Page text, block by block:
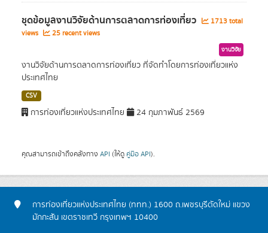
ชุดข้อมูลงานวิจัยด้านการตลาดการท่องเที่ยว
1713 total
views
25 recent views
งานวิจัย
งานวิจัยด้านการตลาดการท่องเที่ยว ที่จัดทำโดยการท่องเที่ยวแห่ง
ประเทศไทย
CSV
การท่องเที่ยวแห่งประเทศไทย 24 กุมภาพันธ์ 2569
คุณสามารถเข้าถึงคลังทาง API (ให้ดู คู่มือ API).
การท่องเที่ยวแห่งประเทศไทย (ททท.) 1600 ถ.เพชรบุรีตัดใหม่ แขวง
มักกะสัน เขตราชเทวี กรุงเทพฯ 10400